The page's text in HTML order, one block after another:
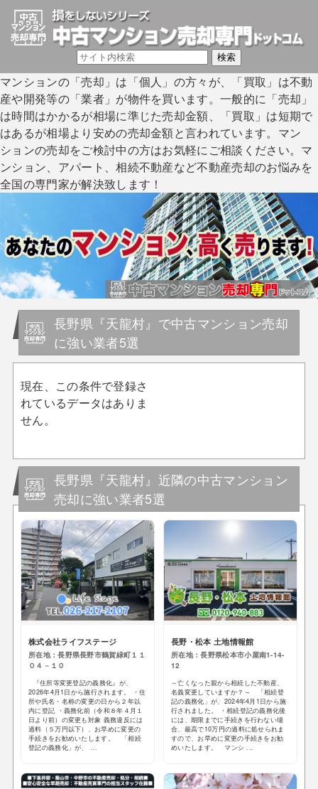
マンションの「売却」は「個人」の方々が、「買取」は不動
産や開発等の「業者」が物件を買います。一般的に「売却」
は時間はかかるが相場に準じた売却金額、「買取」は短期で
はあるが相場より安めの売却金額と言われています。マン
ションの売却をご検討中の方はお気軽にご相談ください。マ
ンション、アパート、相続不動産など不動産売却のお悩みを
全国の専門家が解決致します！
長野県『天龍村』で中古マンション売却
に強い業者5選
現在、この条件で登録さ
れているデータはありま
せん。
長野県『天龍村』近隣の中古マンション
売却に強い業者5選
株式会社ライフステージ
所在地：長野県長野市鶴賀緑町１１
０４－１０
『住所等変更登記の義務化』が、
2026年4月1日から施行されます。 ・住
所や氏名・名称の変更の日から２年以
内に登記 ・義務化前（令和８年４月１
日より前）の変更も対象 義務違反には
過料（５万円以下）、お早めに変更の
手続きをお勧めいたします。 「相続
登記の義務化」が、 ...
長野・松本 土地情報館
所在地：長野県松本市小屋南1-14-
12
～亡くなった親から相続した不動産、
名義変更していますか？～ 「相続登
記の義務化」が、2024年4月1日から施
行されました。 ・相続登記の義務化後
には、期限までに手続きを行わない場
合、最高で10万円の過料に処せられま
すので、お早めに変更の手続きをお勧
めいたします。 マンシ ...